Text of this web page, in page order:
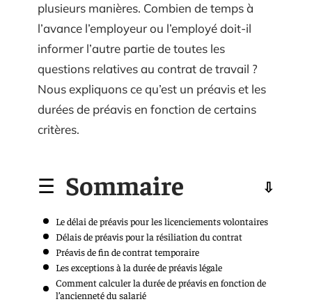
plusieurs manières. Combien de temps à
l’avance l’employeur ou l’employé doit-il
informer l’autre partie de toutes les
questions relatives au contrat de travail ?
Nous expliquons ce qu’est un préavis et les
durées de préavis en fonction de certains
critères.
Sommaire
Le délai de préavis pour les licenciements volontaires
Délais de préavis pour la résiliation du contrat
Préavis de fin de contrat temporaire
Les exceptions à la durée de préavis légale
Comment calculer la durée de préavis en fonction de
l’ancienneté du salarié